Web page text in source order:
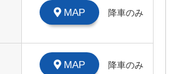
MAP 降車のみ
MAP 降車のみ